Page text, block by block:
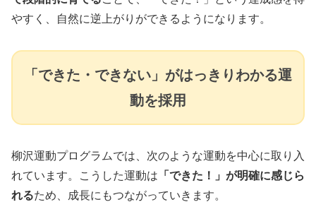
やすく、自然に逆上がりができるようになります。
「できた・できない」がはっきりわかる運
動を採用
柳沢運動プログラムでは、次のような運動を中心に取り入
れています。こうした運動は 「できた！」が明確に感じら
れるため、成長にもつながっていきます。